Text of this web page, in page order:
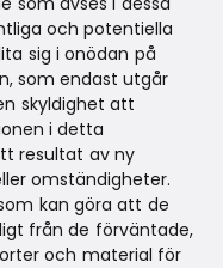
och potentiella
sig i onödan på
som endast utgår
skyldighet att
i detta
resultat av ny
omständigheter.
kan göra att de
från de förväntade,
och material för